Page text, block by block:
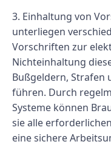
3. Einhaltung von
unterliegen
Vorschriften zur
Nichteinhaltung
Bußgeldern, Strafen
führen. Durch
Systeme können
sie alle
eine sichere